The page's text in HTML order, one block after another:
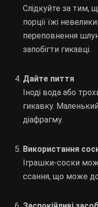
Слідкуйте за тим,
порції їжі
переповнення
запобігти гикавці.
Дайте пиття
Іноді вода або
гикавку.
діафрагму.
Використання
Іграшки-соски
ссання, що може